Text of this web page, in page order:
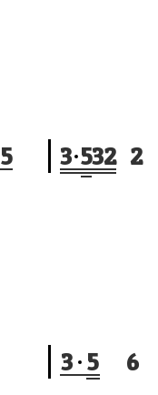
5 3 532 2
3 5 6